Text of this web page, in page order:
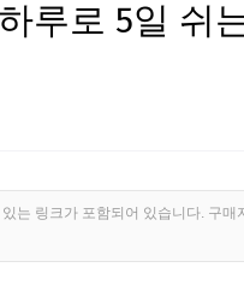
루로 5일 쉬
는 링크가 포함되어 있습니다. 구매